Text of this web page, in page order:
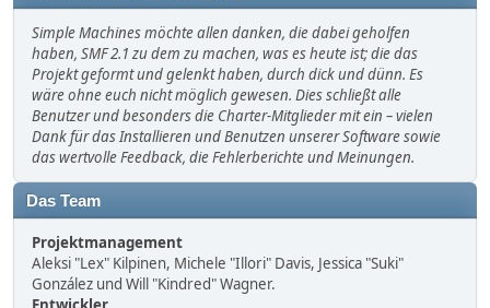
Simple Machines möchte allen danken, die dabei geholfen
haben, SMF 2.1 zu dem zu machen, was es heute ist; die das
Projekt geformt und gelenkt haben, durch dick und dünn. Es
wäre ohne euch nicht möglich gewesen. Dies schließt alle
Benutzer und besonders die Charter-Mitglieder mit ein – vielen
Dank für das Installieren und Benutzen unserer Software sowie
das wertvolle Feedback, die Fehlerberichte und Meinungen.
Das Team
Projektmanagement
Aleksi "Lex" Kilpinen, Michele "Illori" Davis, Jessica "Suki"
González und Will "Kindred" Wagner.